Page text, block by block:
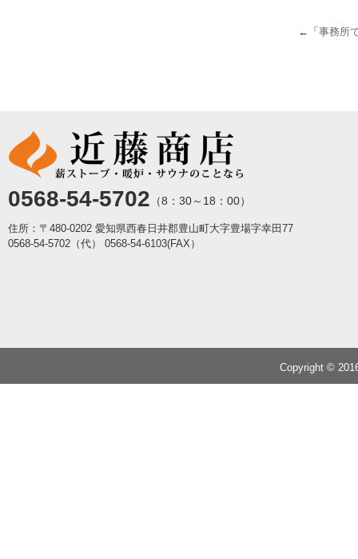
←「 事務所
0568-54-5702 （8：30～18：00）
住所：〒480-0202 愛知県西春日井郡豊山町大字豊場字幸田77
0568-54-5702（代）
0568-54-6103(FAX）
Copyright ©